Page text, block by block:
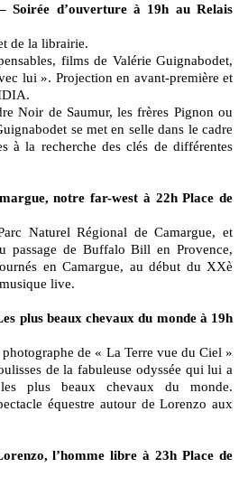
de la librairie.
films de Valérie Guignabodet,
lui ». Projection en avant-première et
Noir de Saumur, les frères Pignon ou
se met en selle dans le cadre
à la recherche des clés de différentes
notre far-west à 22h Place de
Naturel Régional de Camargue, et
passage de Buffalo Bill en Provence,
en Camargue, au début du XXè
live.
plus beaux chevaux du monde à 19h
de « La Terre vue du Ciel »
de la fabuleuse odyssée qui lui a
plus beaux chevaux du monde.
équestre autour de Lorenzo aux
l’homme libre à 23h Place de